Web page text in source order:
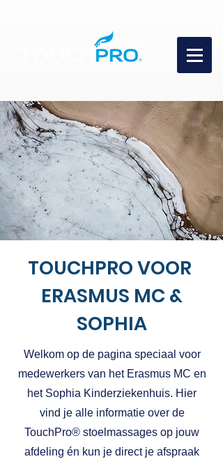
​TOUCHPRO VOOR
ERASMUS MC &
SOPHIA
Welkom op de pagina speciaal voor
medewerkers van het Erasmus MC en
het Sophia Kinderziekenhuis. Hier
vind je alle informatie over de
TouchPro® stoelmassages op jouw
afdeling én kun je direct je afspraak